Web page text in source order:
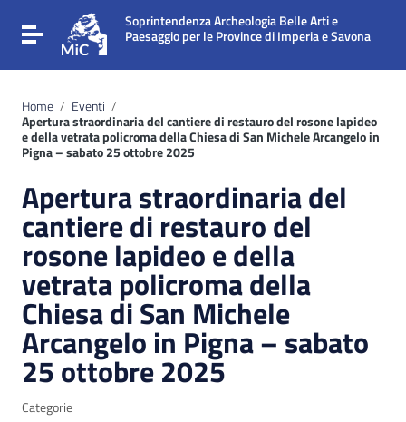
Attiva / disattiva la navigazione
Soprintendenza Archeologia Belle Arti e
Paesaggio per le Province di Imperia e Savona
Home / Eventi /
Apertura straordinaria del cantiere di restauro del rosone lapideo
e della vetrata policroma della Chiesa di San Michele Arcangelo in
Pigna – sabato 25 ottobre 2025
Apertura straordinaria del
cantiere di restauro del
rosone lapideo e della
vetrata policroma della
Chiesa di San Michele
Arcangelo in Pigna – sabato
25 ottobre 2025
Categorie